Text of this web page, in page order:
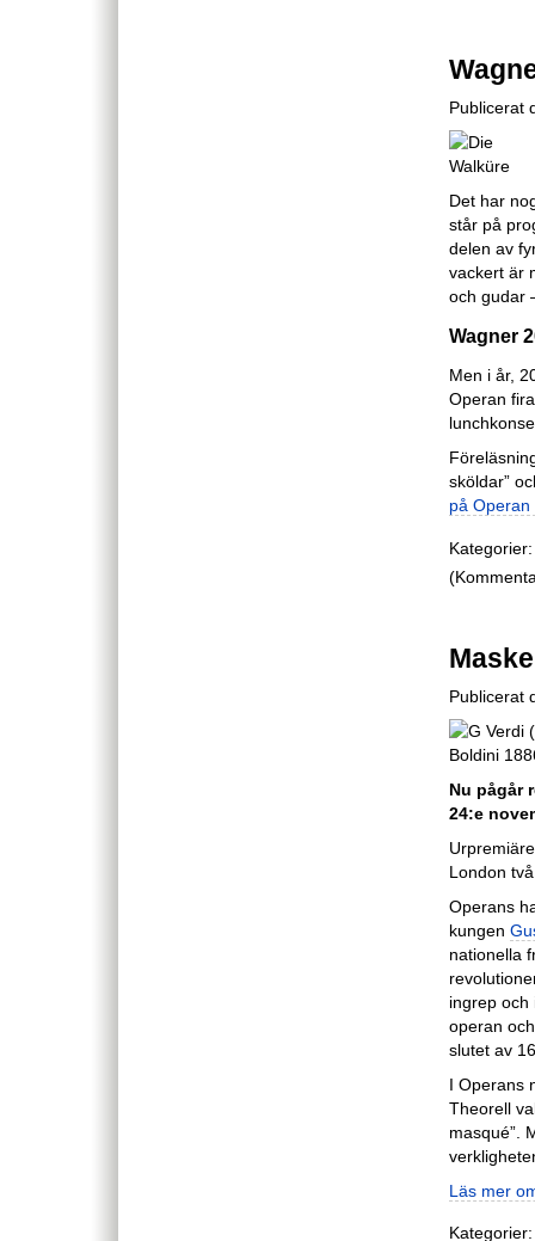
Publicerat
Det har
står på
delen av
vackert är
och gudar
Wagner
Men i år,
Operan
sköldar”
på Operan
Kategorier:
Publicerat
Nu pågår
24:e
London
Operans
kungen
nationella
ingrep och
operan
slutet av
I Operans
Theorell
masqué”.
Läs mer
Kategorier: